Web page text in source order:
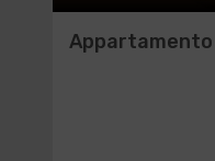
Appartamento